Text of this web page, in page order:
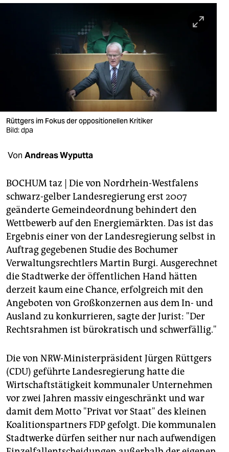
sport
verlag
shop
fragen & hilfe
unterstützen
abo
genossenschaft
epaper login
Rüttgers im Fokus der oppositionellen Kritiker
Bild: dpa
Von Andreas Wyputta
BOCHUM taz | Die von Nordrhein-Westfalens
schwarz-gelber Landesregierung erst 2007
geänderte Gemeindeordnung behindert den
Wettbewerb auf den Energiemärkten. Das ist das
Ergebnis einer von der Landesregierung selbst in
Auftrag gegebenen Studie des Bochumer
Verwaltungsrechtlers Martin Burgi. Ausgerechnet
die Stadtwerke der öffentlichen Hand hätten
derzeit kaum eine Chance, erfolgreich mit den
Angeboten von Großkonzernen aus dem In- und
Ausland zu konkurrieren, sagte der Jurist: "Der
Rechtsrahmen ist bürokratisch und schwerfällig."
Die von NRW-Ministerpräsident Jürgen Rüttgers
(CDU) geführte Landesregierung hatte die
Wirtschaftstätigkeit kommunaler Unternehmen
vor zwei Jahren massiv eingeschränkt und war
damit dem Motto "Privat vor Staat" des kleinen
Koalitionspartners FDP gefolgt. Die kommunalen
Stadtwerke dürfen seither nur nach aufwendigen